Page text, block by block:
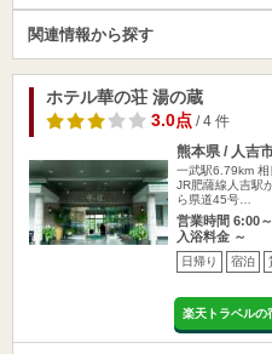
関連情報から探す
ホテル華の荘 湯の蔵
3.0点/ 4 件
熊本県 / 人吉
一武駅6.79km 相
JR肥薩線人吉駅
ら県道45号…
営業時間 6:00
入浴料金 ～
日帰り 宿泊
楽天トラベルの